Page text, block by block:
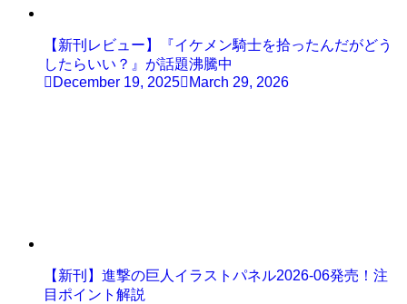
【新刊レビュー】『イケメン騎士を拾ったんだがどう
したらいい？』が話題沸騰中
December 19, 2025
March 29, 2026
【新刊】進撃の巨人イラストパネル2026-06発売！注
目ポイント解説